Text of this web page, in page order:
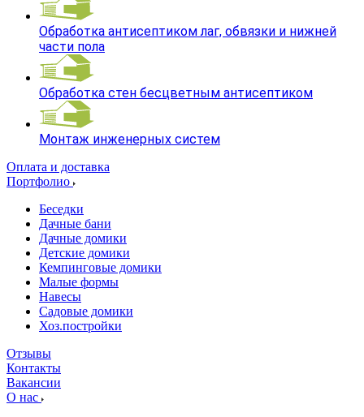
Обработка антисептиком лаг, обвязки и нижней
части пола
Обработка стен бесцветным антисептиком
Монтаж инженерных систем
Оплата и доставка
Портфолио
Беседки
Дачные бани
Дачные домики
Детские домики
Кемпинговые домики
Малые формы
Навесы
Садовые домики
Хоз.постройки
Отзывы
Контакты
Вакансии
О нас